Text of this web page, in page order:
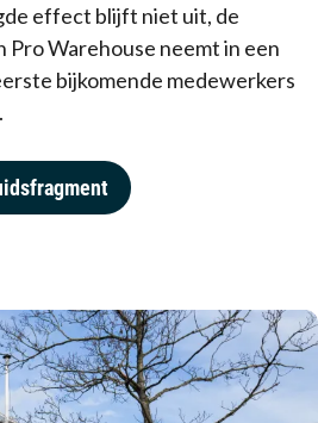
effect blijft niet uit, de
Pro Warehouse neemt in een
bijkomende medewerkers